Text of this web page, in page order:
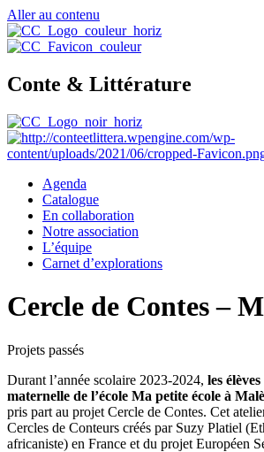
Aller au contenu
Conte & Littérature
Agenda
Catalogue
En collaboration
Notre association
L’équipe
Carnet d’explorations
Cercle de Contes –
Projets passés
Durant l’année scolaire 2023-2024, les
maternelle de l’école Ma petite école à
pris part au projet Cercle de Contes. Cet
Cercles de Conteurs créés par Suzy Platiel
africaniste) en France et du projet Européen